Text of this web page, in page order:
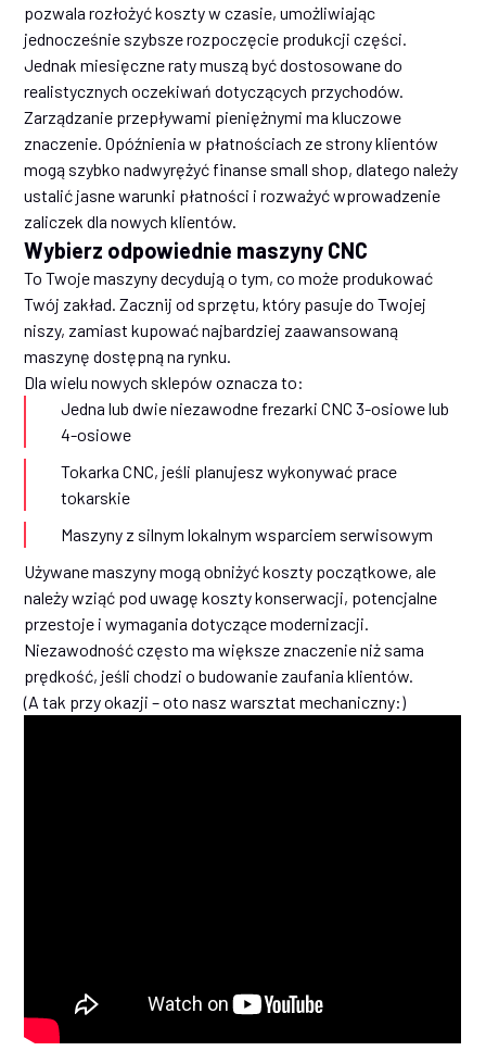
pozwala rozłożyć koszty w czasie, umożliwiając
jednocześnie szybsze rozpoczęcie produkcji części.
Jednak miesięczne raty muszą być dostosowane do
realistycznych oczekiwań dotyczących przychodów.
Zarządzanie przepływami pieniężnymi ma kluczowe
znaczenie. Opóźnienia w płatnościach ze strony klientów
mogą szybko nadwyrężyć finanse small shop, dlatego należy
ustalić jasne warunki płatności i rozważyć wprowadzenie
zaliczek dla nowych klientów.
Wybierz odpowiednie maszyny CNC
To Twoje maszyny decydują o tym, co może produkować
Twój zakład. Zacznij od sprzętu, który pasuje do Twojej
niszy, zamiast kupować najbardziej zaawansowaną
maszynę dostępną na rynku.
Dla wielu nowych sklepów oznacza to:
Jedna lub dwie niezawodne frezarki CNC 3-osiowe lub
4-osiowe
Tokarka CNC, jeśli planujesz wykonywać prace
tokarskie
Maszyny z silnym lokalnym wsparciem serwisowym
Używane maszyny mogą obniżyć koszty początkowe, ale
należy wziąć pod uwagę koszty konserwacji, potencjalne
przestoje i wymagania dotyczące modernizacji.
Niezawodność często ma większe znaczenie niż sama
prędkość, jeśli chodzi o budowanie zaufania klientów.
(A tak przy okazji – oto nasz warsztat mechaniczny:)